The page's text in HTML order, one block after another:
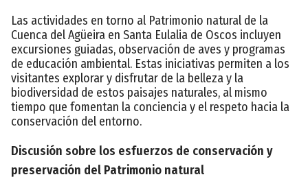
Las actividades en torno al Patrimonio natural de la
Cuenca del Agüeira en Santa Eulalia de Oscos incluyen
excursiones guiadas, observación de aves y programas
de educación ambiental. Estas iniciativas permiten a los
visitantes explorar y disfrutar de la belleza y la
biodiversidad de estos paisajes naturales, al mismo
tiempo que fomentan la conciencia y el respeto hacia la
conservación del entorno.
Discusión sobre los esfuerzos de conservación y
preservación del Patrimonio natural